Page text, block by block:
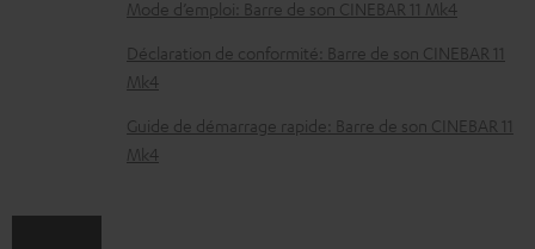
é
h
Mode d’emploi: Barre de son CINEBAR 11 Mk4
Déclaration de conformité: Barre de son CINEBAR 11
Mk4
Guide de démarrage rapide: Barre de son CINEBAR 11
Mk4